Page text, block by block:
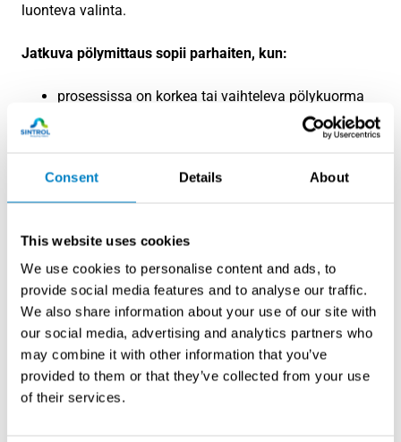
Consent Details About
This website uses cookies
We use cookies to personalise content and ads, to
provide social media features and to analyse our traffic.
We also share information about your use of our site with
our social media, advertising and analytics partners who
may combine it with other information that you’ve
provided to them or that they’ve collected from your use
of their services.
luonteva valinta.
Jatkuva pölymittaus sopii parhaiten, kun:
prosessissa on korkea tai vaihteleva pölykuorma
prosessiturvallisuuden kannalta tärkeää
prosessia ohjataan reaaliaikaisen mittausdatan
tavoitteena on ennakoiva kunnossapito ja
laitteiston elinkaaren pidentäminen
tuotantolaitoksessa on useita mittauspisteitä,
joiden yhdenaikainen seuranta on tarpeen
Pistokoemittaus sopii parhaiten, kun:
tarvitaan kertaluonteinen todentaminen tai